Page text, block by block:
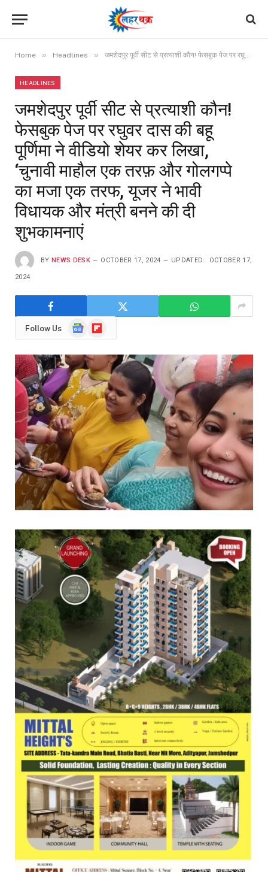
Home » Headlines » जमशेदपुर पूर्वी सीट से प्रत्याशी कौन! फेसबुक पेज पर रघुवर दास की बहू पूर्णिमा ने वीडियो शेयर कर लिखा, ‘चुनावी माहौल एक तरफ़ और गोलगप्पे का मजा एक तरफ, यूजर ने भावी विधायक और मंत्री बनने की दी शुभकामनाएं
HEADLINES
जमशेदपुर पूर्वी सीट से प्रत्याशी कौन!
फेसबुक पेज पर रघुवर दास की बहू
पूर्णिमा ने वीडियो शेयर कर लिखा,
‘चुनावी माहौल एक तरफ़ और गोलगप्पे
का मजा एक तरफ, यूजर ने भावी
विधायक और मंत्री बनने की दी
शुभकामनाएं
BY NEWS DESK OCTOBER 17, 2024 UPDATED: OCTOBER 17,
2024
Follow Us
GoogleFlipboard